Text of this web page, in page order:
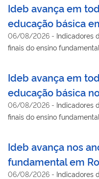
Ideb avança em
educação básica
06/08/2026 - Indicadores
finais do ensino
Ideb avança em
educação básica
06/08/2026 - Indicadores
finais do ensino
Ideb avança nos
fundamental em
06/08/2026 - Indicadores